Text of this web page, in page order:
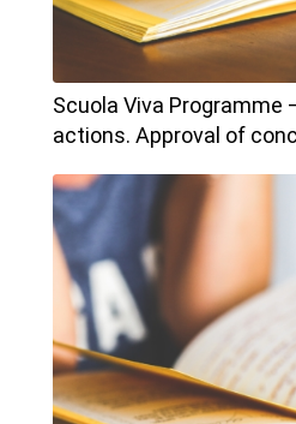
Scuola Viva Programme
actions. Approval of